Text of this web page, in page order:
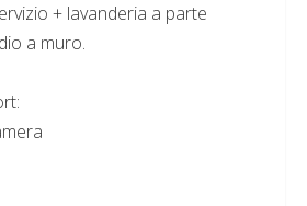
+ lavanderia a parte
a muro.